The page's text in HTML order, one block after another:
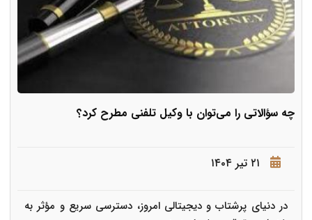
چه سؤالاتی را می‌توان با وکیل تلفنی مطرح کرد؟
۲۱ تیر ۱۴۰۴
در دنیای پرشتاب و دیجیتالی امروز، دسترسی سریع و مؤثر به